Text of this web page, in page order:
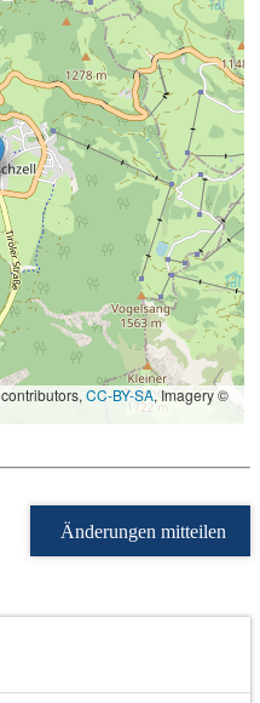
contributors, CC-BY-SA, Imagery ©
Änderungen mitteilen